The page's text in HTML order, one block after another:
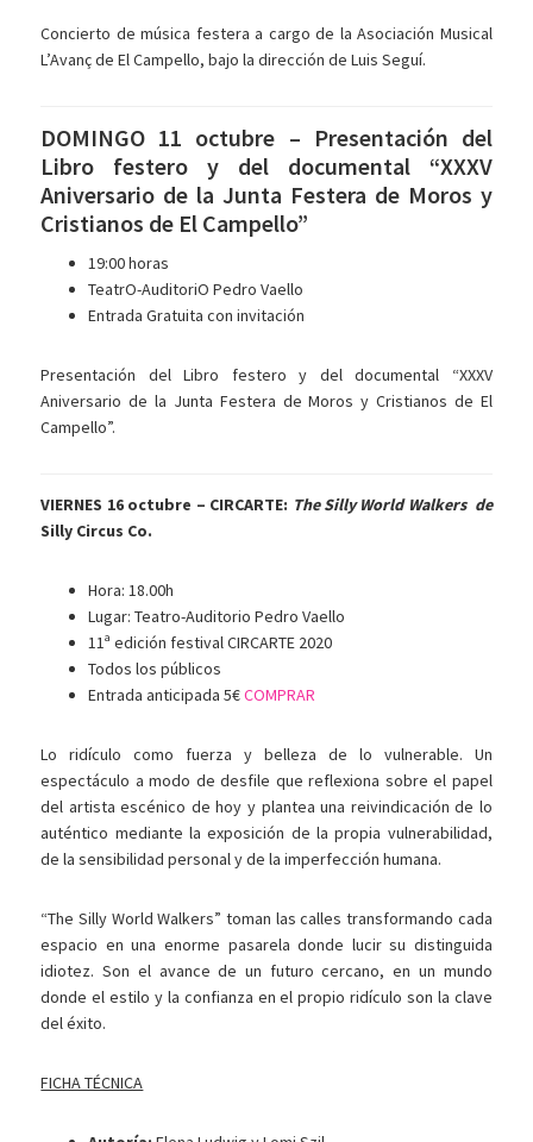
Concierto de música festera a cargo de la Asociación Musical
L’Avanç de El Campello, bajo la dirección de Luis Seguí.
DOMINGO 11 octubre – Presentación del
Libro festero y del documental “XXXV
Aniversario de la Junta Festera de Moros y
Cristianos de El Campello”
19:00 horas
TeatrO-AuditoriO Pedro Vaello
Entrada Gratuita con invitación
Presentación del Libro festero y del documental “XXXV
Aniversario de la Junta Festera de Moros y Cristianos de El
Campello”.
VIERNES 16 octubre – CIRCARTE: The Silly World Walkers de
Silly Circus Co.
Hora: 18.00h
Lugar: Teatro-Auditorio Pedro Vaello
11ª edición festival CIRCARTE 2020
Todos los públicos
Entrada anticipada 5€COMPRAR
Lo ridículo como fuerza y belleza de lo vulnerable. Un
espectáculo a modo de desfile que reflexiona sobre el papel
del artista escénico de hoy y plantea una reivindicación de lo
auténtico mediante la exposición de la propia vulnerabilidad,
de la sensibilidad personal y de la imperfección humana.
“The Silly World Walkers” toman las calles transformando cada
espacio en una enorme pasarela donde lucir su distinguida
idiotez. Son el avance de un futuro cercano, en un mundo
donde el estilo y la confianza en el propio ridículo son la clave
del éxito.
FICHA TÉCNICA